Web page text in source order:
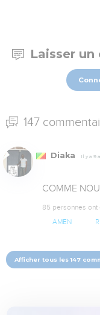
Laisser
147
Diaka Il y a 9
COMME
85 personnes ont
AMEN
Afficher tous les 147